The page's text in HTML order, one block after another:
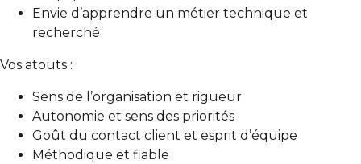
Envie d’apprendre un métier technique et
recherché
Vos atouts :
Sens de l’organisation et rigueur
Autonomie et sens des priorités
Goût du contact client et esprit d’équipe
Méthodique et fiable